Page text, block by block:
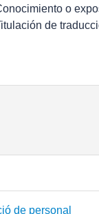
o
de
de personal